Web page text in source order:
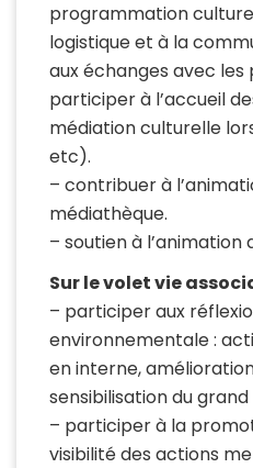
programmation
logistique et à la
aux échanges avec les
participer à l’accueil
médiation culturelle
etc).
– contribuer à
médiathèque.
– soutien à l’animation
Sur le volet vie
– participer aux
environnementale :
en interne,
sensibilisation du
– participer à la
visibilité des actions